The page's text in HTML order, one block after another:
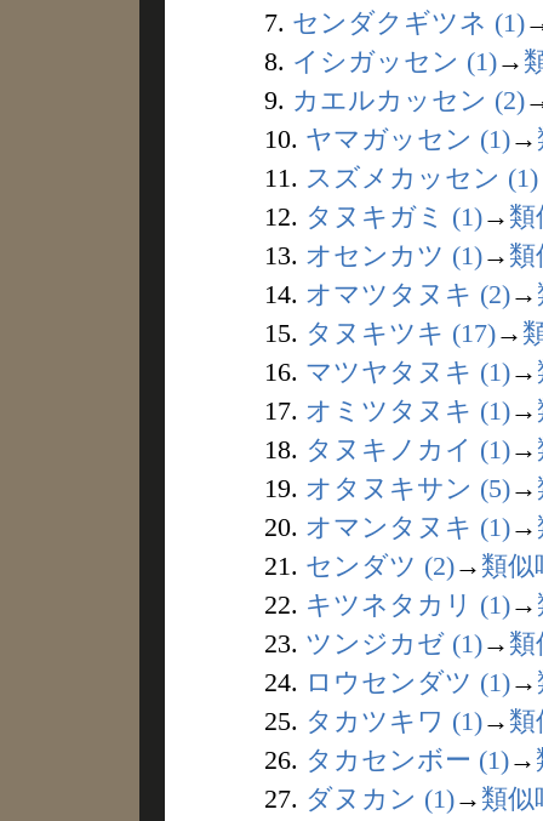
7. センダクギツネ (1)
8. イシガッセン (1)→
9. カエルカッセン (2)
10. ヤマガッセン (1)→
11. スズメカッセン (1)
12. タヌキガミ (1)→ 類
13. オセンカツ (1)→ 類
14. オマツタヌキ (2)→
15. タヌキツキ (17)→
16. マツヤタヌキ (1)→
17. オミツタヌキ (1)→
18. タヌキノカイ (1)→
19. オタヌキサン (5)→
20. オマンタヌキ (1)→
21. センダツ (2)→ 類似
22. キツネタカリ (1)→
23. ツンジカゼ (1)→ 類
24. ロウセンダツ (1)→
25. タカツキワ (1)→ 類
26. タカセンボー (1)→
27. ダヌカン (1)→ 類似